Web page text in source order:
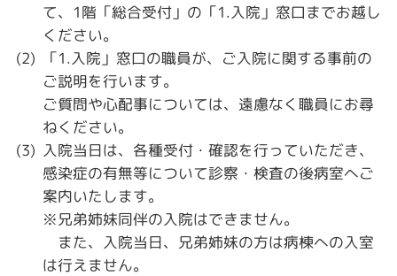
て、1階「総合受付」の「1.入院」窓口までお越し
ください。
「1.入院」窓口の職員が、ご入院に関する事前の
ご説明を行います。
ご質問や心配事については、遠慮なく職員にお尋
ねください。
入院当日は、各種受付・確認を行っていただき、
感染症の有無等について診察・検査の後病室へご
案内いたします。
※兄弟姉妹同伴の入院はできません。
また、入院当日、兄弟姉妹の方は病棟への入室
は行えません。